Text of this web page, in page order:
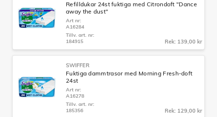
Refilldukar 24st fuktiga med Citrondoft "Dance
away the dust"
Art nr:
A16284
Tillv. art. nr:
184915
Rek: 139,00 kr
SWIFFER
Fuktiga dammtrasor med Morning Fresh-doft
24st
Art nr:
A16278
Tillv. art. nr:
185356
Rek: 129,00 kr